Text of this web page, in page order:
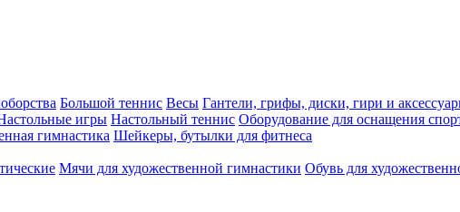
Большой теннис Весы Гантели, грифы, диски, гири и
игры Настольный теннис Оборудование для оснащения
гимнастика Шейкеры, бутылки для фитнеса
Мячи для художественной гимнастики Обувь для